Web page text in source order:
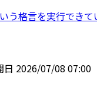
う格言を実行でき
日 2026/07/08 07:00